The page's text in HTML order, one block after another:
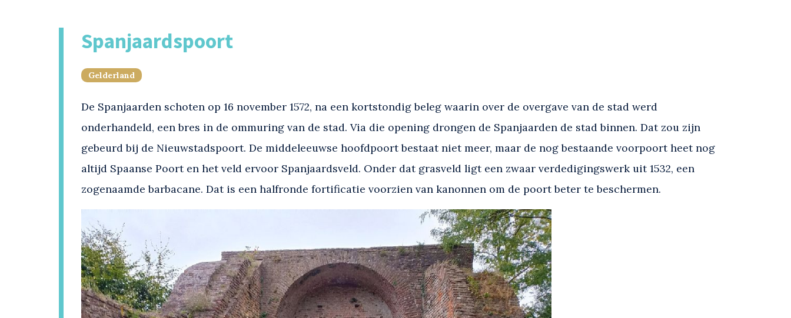
Spanjaardspoort
Gelderland
De Spanjaarden schoten op 16 november 1572, na een kortstondig beleg waarin over de overgave van de stad werd
onderhandeld, een bres in de ommuring van de stad. Via die opening drongen de Spanjaarden de stad binnen. Dat zou zijn
gebeurd bij de Nieuwstadspoort. De middeleeuwse hoofdpoort bestaat niet meer, maar de nog bestaande voorpoort heet nog
altijd Spaanse Poort en het veld ervoor Spanjaardsveld. Onder dat grasveld ligt een zwaar verdedigingswerk uit 1532, een
zogenaamde barbacane. Dat is een halfronde fortificatie voorzien van kanonnen om de poort beter te beschermen.